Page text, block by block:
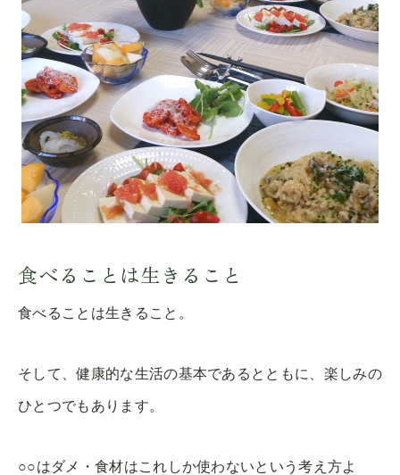
食べることは生きること
食べることは生きること。
そして、健康的な生活の基本であるとともに、楽しみの
ひとつでもあります。
○○はダメ・食材はこれしか使わないという考え方よ